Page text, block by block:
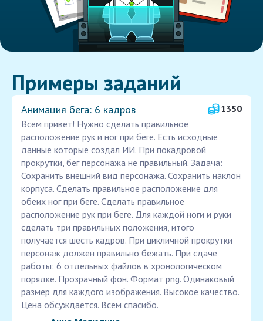
Примеры заданий
Анимация бега: 6 кадров
1350
Всем привет! Нужно сделать правильное
расположение рук и ног при беге. Есть исходные
данные которые создал ИИ. При покадровой
прокрутки, бег персонажа не правильный. Задача:
Сохранить внешний вид персонажа. Сохранить наклон
корпуса. Сделать правильное расположение для
обеих ног при беге. Сделать правильное
расположение рук при беге. Для каждой ноги и руки
сделать три правильных положения, итого
получается шесть кадров. При цикличной прокрутки
персонаж должен правильно бежать. При сдаче
работы: 6 отдельных файлов в хронологическом
порядке. Прозрачный фон. Формат png. Одинаковый
размер для каждого изображения. Высокое качество.
Цена обсуждается. Всем спасибо.